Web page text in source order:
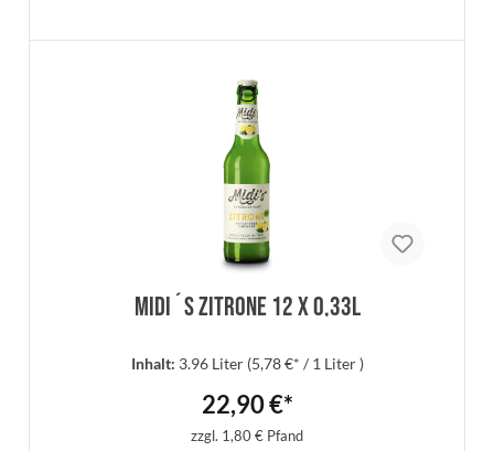
In den Warenkorb
Midi´s Zitrone 12 x 0,33l
Inhalt: 3.96 Liter (5,78 €* / 1 Liter )
22,90 €*
zzgl. 1,80 € Pfand